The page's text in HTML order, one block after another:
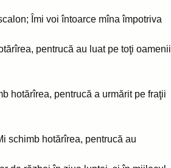
Îmi voi întoarce mîna împotriva
pentrucă au luat pe toţi oamenii
hotărîrea, pentrucă a urmărit pe fraţii
schimb hotărîrea, pentrucă au